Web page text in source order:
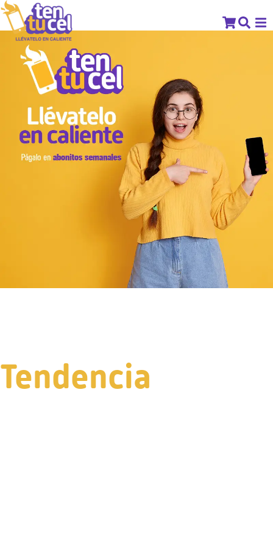
Tendencia